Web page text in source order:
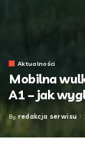
Aktualności
Mobilna
A1 – jak
Posted
By redakcja serwisu